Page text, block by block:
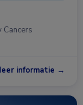
Cancers
informatie →